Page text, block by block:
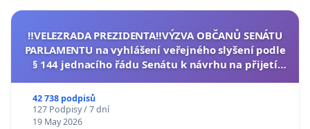
‼️VELEZRADA PREZIDENTA‼️VÝZVA OBČANŮ SENÁTU
PARLAMENTU na vyhlášení veřejného slyšení podle
§ 144 jednacího řádu Senátu k návrhu na přijetí
42 738 podpisů
127 Podpisy / 7 dní
19 May 2026